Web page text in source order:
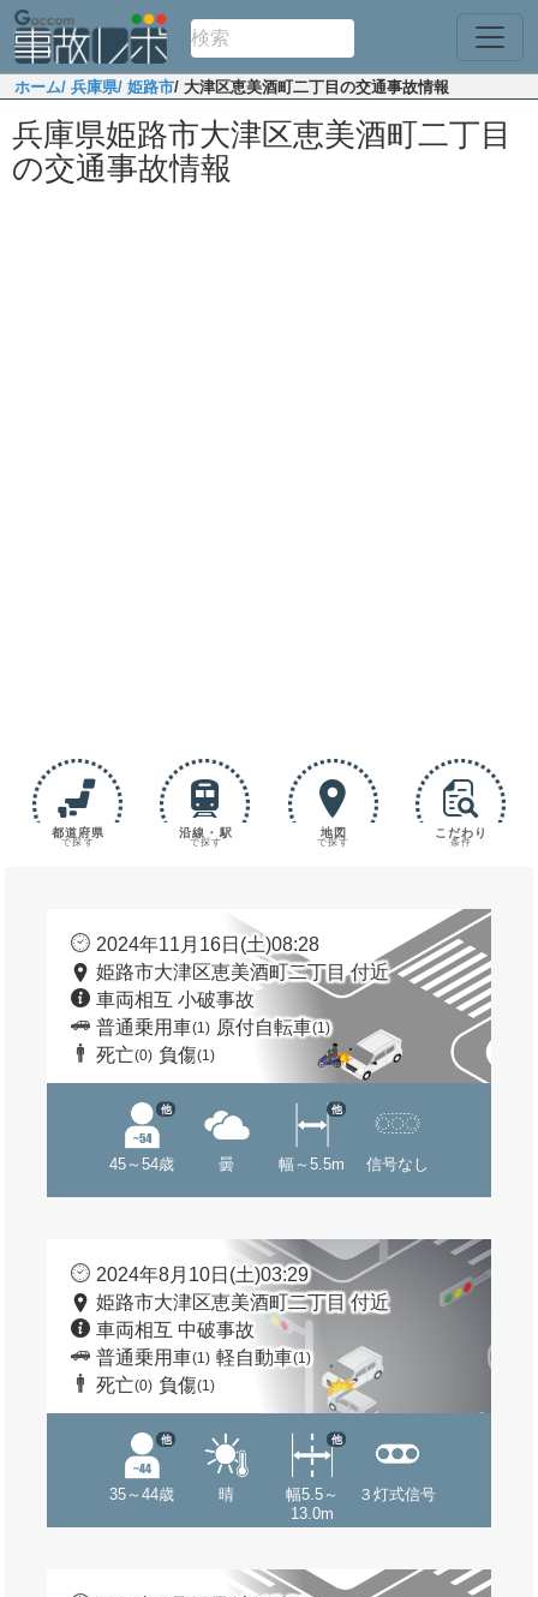
ホーム/ 兵庫県/ 姫路市/ 大津区恵美酒町二丁目の交通事故情報
兵庫県姫路市大津区恵美酒町二丁目
の交通事故情報
都道府県
で探す
沿線・駅
で探す
地図
で探す
こだわり
条件
2024年11月16日(土)08:28
姫路市大津区恵美酒町二丁目 付近
車両相互 小破事故
普通乗用車(1) 原付自転車(1)
死亡(0) 負傷(1)
45～54歳
他
曇 幅～5.5m
他
信号なし
2024年8月10日(土)03:29
姫路市大津区恵美酒町二丁目 付近
車両相互 中破事故
普通乗用車(1) 軽自動車(1)
死亡(0) 負傷(1)
35～44歳
他
晴
幅5.5～
13.0m
他
３灯式信号